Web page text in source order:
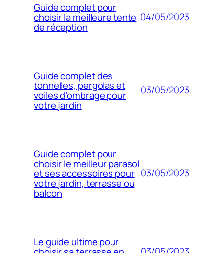
Guide complet pour
choisir la meilleure tente
de réception
04/05/2023
Guide complet des
tonnelles, pergolas et
voiles d’ombrage pour
votre jardin
03/05/2023
Guide complet pour
choisir le meilleur parasol
et ses accessoires pour
votre jardin, terrasse ou
balcon
03/05/2023
Le guide ultime pour